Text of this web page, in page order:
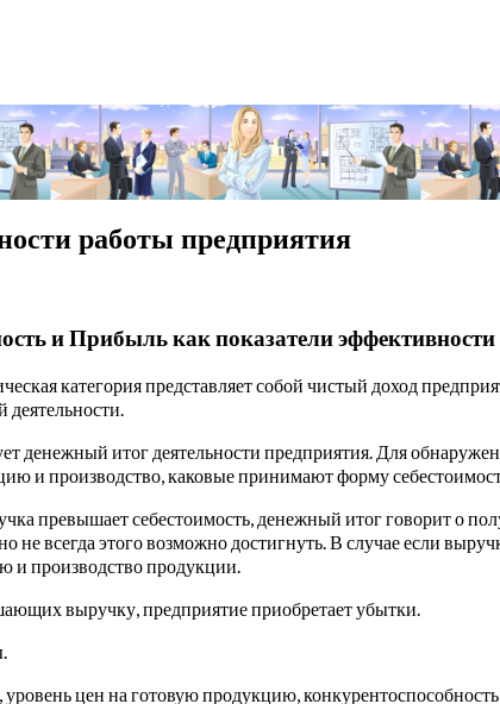
работы предприятия
и Прибыль как показатели
категория представляет собой чистый доход
деятельности.
денежный итог деятельности предприятия. Для
и производство, каковые принимают форму
превышает себестоимость, денежный итог говорит о
не всегда этого возможно достигнуть. В случае если
и производство продукции.
выручку, предприятие приобретает убытки.
цен на готовую продукцию,